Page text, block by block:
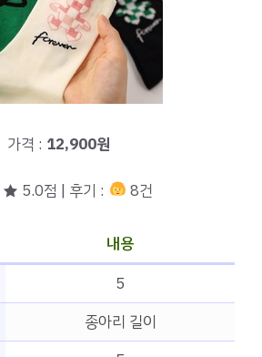
가격 : 12,900원
★ 5.0점 | 후기 : 8건
내용
5
종아리 길이